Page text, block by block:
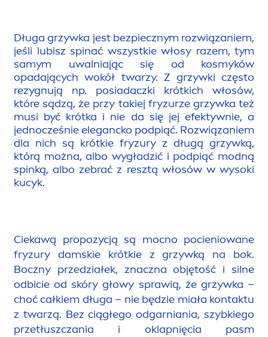
Długa grzywka jest bezpiecznym rozwiązaniem,
jeśli lubisz spinać wszystkie włosy razem, tym
samym uwalniając się od kosmyków
opadających wokół twarzy. Z grzywki często
rezygnują np. posiadaczki krótkich włosów,
które sądzą, że przy takiej fryzurze grzywka też
musi być krótka i nie da się jej efektywnie, a
jednocześnie elegancko podpiąć. Rozwiązaniem
dla nich są krótkie fryzury z długą grzywką,
którą można, albo wygładzić i podpiąć modną
spinką, albo zebrać z resztą włosów w wysoki
kucyk.
Ciekawą propozycją są mocno pocieniowane
fryzury damskie krótkie z grzywką na bok.
Boczny przedziałek, znaczna objętość i silne
odbicie od skóry głowy sprawią, że grzywka –
choć całkiem długa – nie będzie miała kontaktu
z twarzą. Bez ciągłego odgarniania, szybkiego
przetłuszczania i oklapnięcia pasm